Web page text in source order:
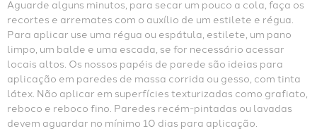
Aguarde alguns minutos, para secar um pouco a cola, faça os
recortes e arremates com o auxílio de um estilete e régua.
Para aplicar use uma régua ou espátula, estilete, um pano
limpo, um balde e uma escada, se for necessário acessar
locais altos. Os nossos papéis de parede são ideias para
aplicação em paredes de massa corrida ou gesso, com tinta
látex. Não aplicar em superfícies texturizadas como grafiato,
reboco e reboco fino. Paredes recém-pintadas ou lavadas
devem aguardar no mínimo 10 dias para aplicação.